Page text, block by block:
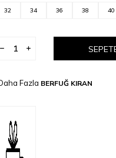
32 34 36 38 40
Fazla BERFUĞ KIRAN